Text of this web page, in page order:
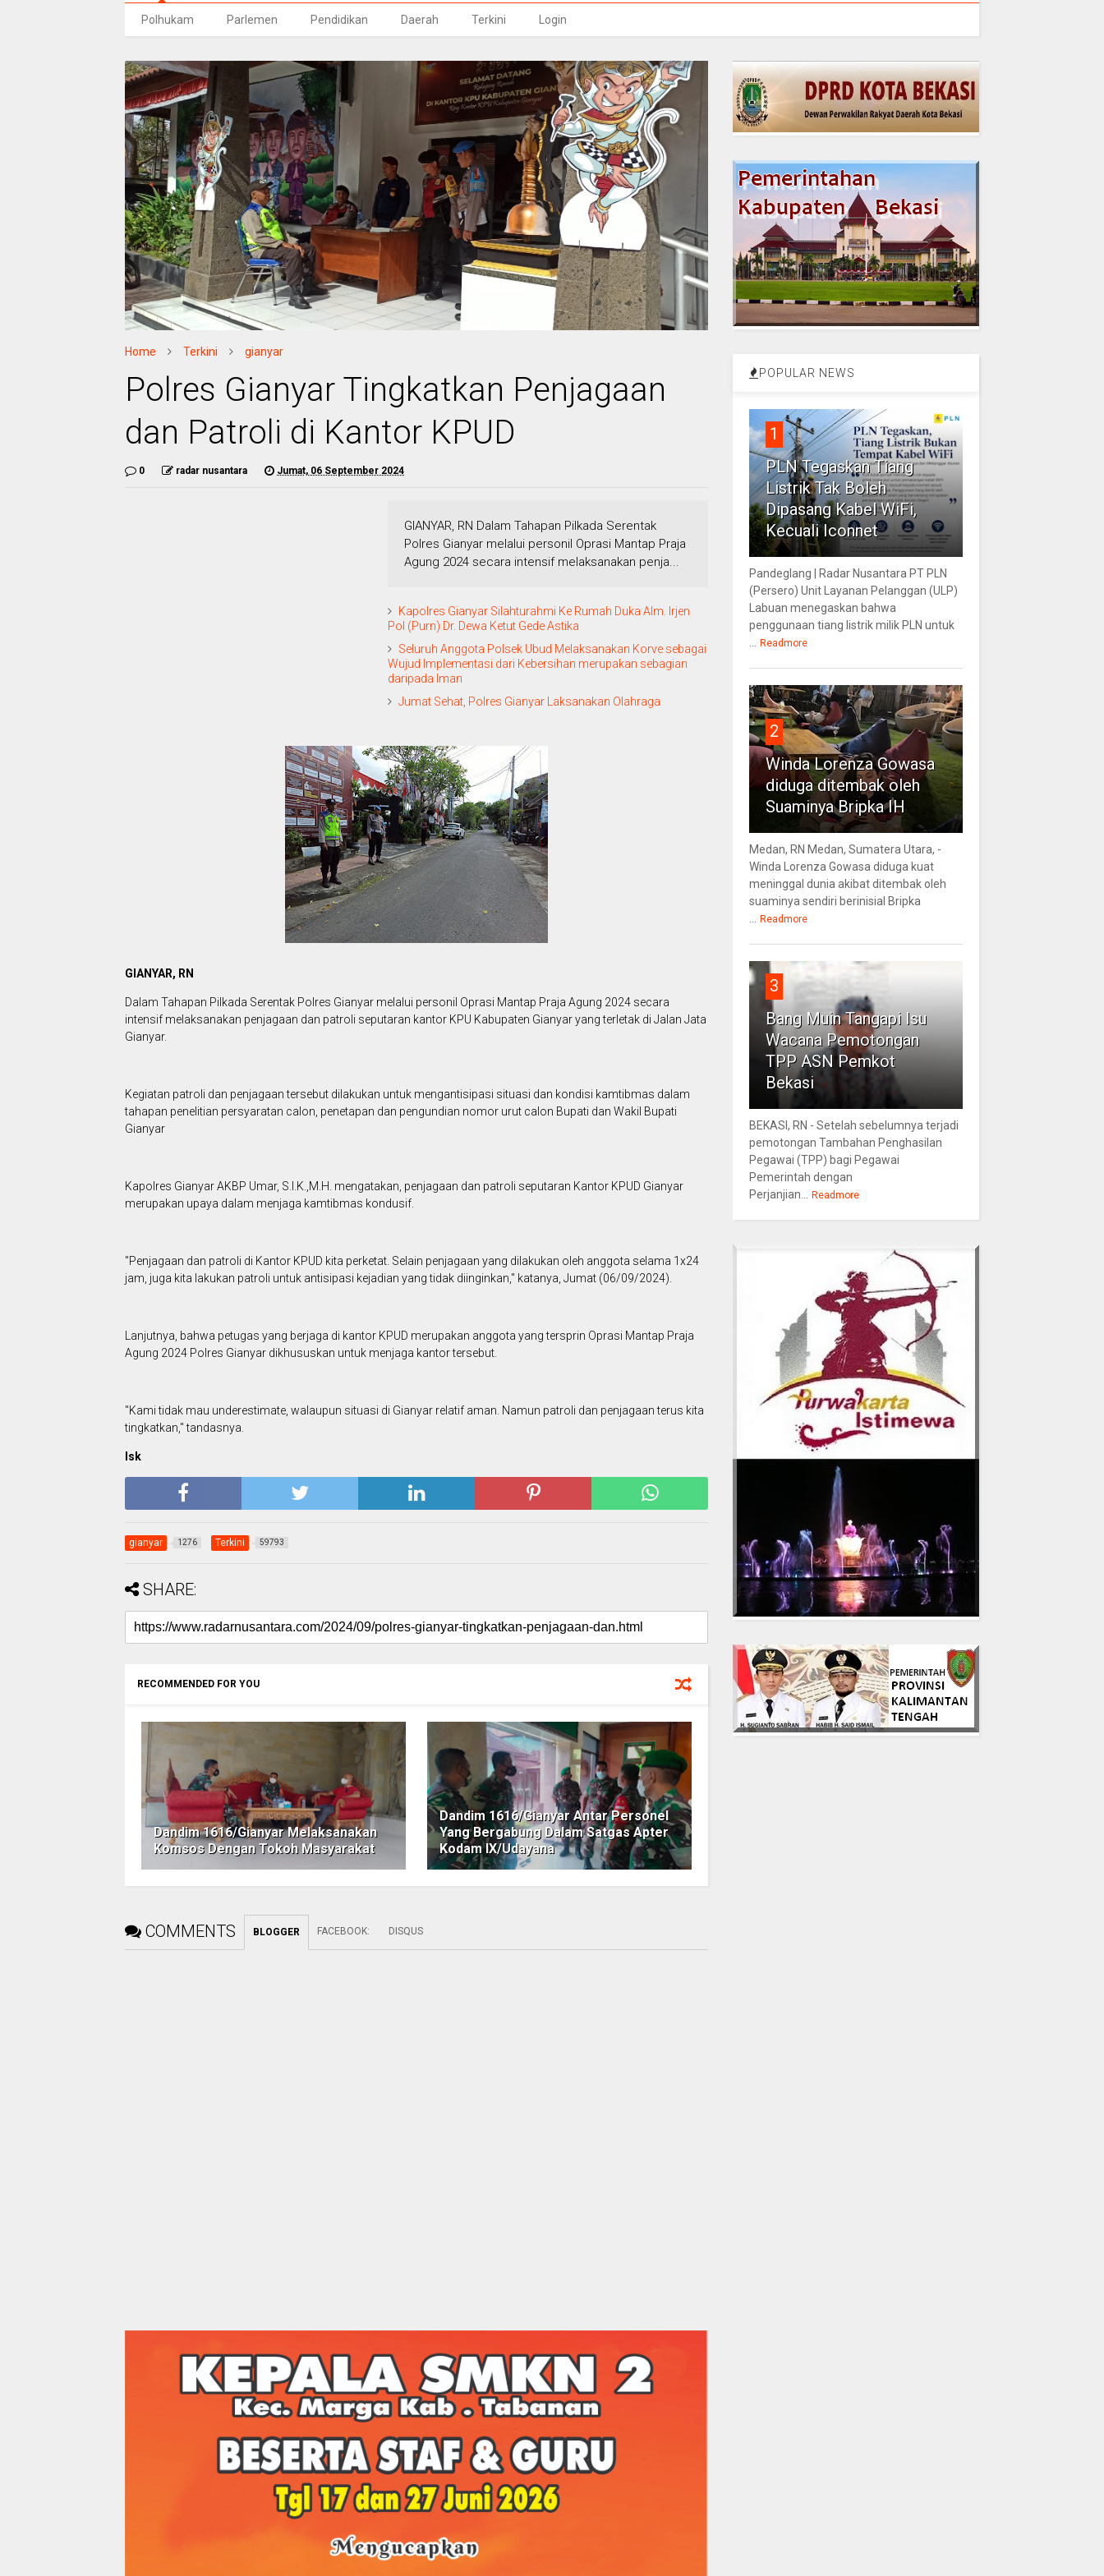
Polhukam Parlemen Pendidikan Daerah Terkini Login
Home Terkini gianyar
Polres Gianyar Tingkatkan Penjagaan
dan Patroli di Kantor KPUD
0 radar nusantara Jumat, 06 September 2024
GIANYAR, RN Dalam Tahapan Pilkada Serentak
Polres Gianyar melalui personil Oprasi Mantap Praja
Agung 2024 secara intensif melaksanakan penja...
Kapolres Gianyar Silahturahmi Ke Rumah Duka Alm. Irjen
Pol (Purn) Dr. Dewa Ketut Gede Astika
Seluruh Anggota Polsek Ubud Melaksanakan Korve sebagai
Wujud Implementasi dari Kebersihan merupakan sebagian
daripada Iman
Jumat Sehat, Polres Gianyar Laksanakan Olahraga
GIANYAR, RN
Dalam Tahapan Pilkada Serentak Polres Gianyar melalui personil Oprasi Mantap Praja Agung 2024 secara
intensif melaksanakan penjagaan dan patroli seputaran kantor KPU Kabupaten Gianyar yang terletak di Jalan Jata
Gianyar.
Kegiatan patroli dan penjagaan tersebut dilakukan untuk mengantisipasi situasi dan kondisi kamtibmas dalam
tahapan penelitian persyaratan calon, penetapan dan pengundian nomor urut calon Bupati dan Wakil Bupati
Gianyar
Kapolres Gianyar AKBP Umar, S.I.K.,M.H. mengatakan, penjagaan dan patroli seputaran Kantor KPUD Gianyar
merupakan upaya dalam menjaga kamtibmas kondusif.
"Penjagaan dan patroli di Kantor KPUD kita perketat. Selain penjagaan yang dilakukan oleh anggota selama 1x24
jam, juga kita lakukan patroli untuk antisipasi kejadian yang tidak diinginkan," katanya, Jumat (06/09/2024).
Lanjutnya, bahwa petugas yang berjaga di kantor KPUD merupakan anggota yang tersprin Oprasi Mantap Praja
Agung 2024 Polres Gianyar dikhususkan untuk menjaga kantor tersebut.
"Kami tidak mau underestimate, walaupun situasi di Gianyar relatif aman. Namun patroli dan penjagaan terus kita
tingkatkan," tandasnya.
Isk
gianyar 1276 Terkini 59793
SHARE:
RECOMMENDED FOR YOU
Dandim 1616/Gianyar Melaksanakan
Komsos Dengan Tokoh Masyarakat
Dandim 1616/Gianyar Antar Personel
Yang Bergabung Dalam Satgas Apter
Kodam IX/Udayana
COMMENTS BLOGGER FACEBOOK: DISQUS
POPULAR NEWS
1
PLN Tegaskan Tiang
Listrik Tak Boleh
Dipasang Kabel WiFi,
Kecuali Iconnet
Pandeglang | Radar Nusantara PT PLN
(Persero) Unit Layanan Pelanggan (ULP)
Labuan menegaskan bahwa
penggunaan tiang listrik milik PLN untuk
Readmore
2
Winda Lorenza Gowasa
diduga ditembak oleh
Suaminya Bripka IH
Medan, RN Medan, Sumatera Utara, -
Winda Lorenza Gowasa diduga kuat
meninggal dunia akibat ditembak oleh
suaminya sendiri berinisial Bripka
Readmore
3
Bang Muin Tangapi Isu
Wacana Pemotongan
TPP ASN Pemkot
Bekasi
BEKASI, RN - Setelah sebelumnya terjadi
pemotongan Tambahan Penghasilan
Pegawai (TPP) bagi Pegawai
Pemerintah dengan
Perjanjian...
Readmore